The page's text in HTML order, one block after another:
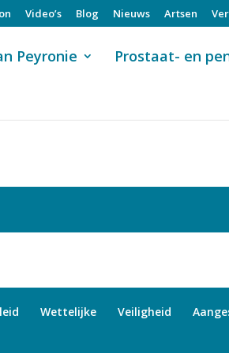
Video’s Blog Nieuws Artsen
Peyronie Prostaat- en
Wettelijke Veiligheid